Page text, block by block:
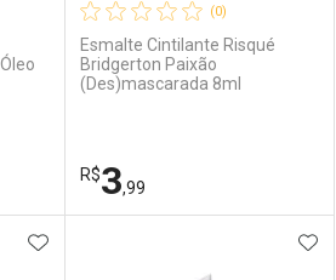
(0)
Esmalte Cintilante Risqué
Bridgerton Paixão
(Des)mascarada 8ml
R$3,99
ADICIONAR AOS FAVORITOS